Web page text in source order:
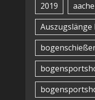
2019
Auszugslänge